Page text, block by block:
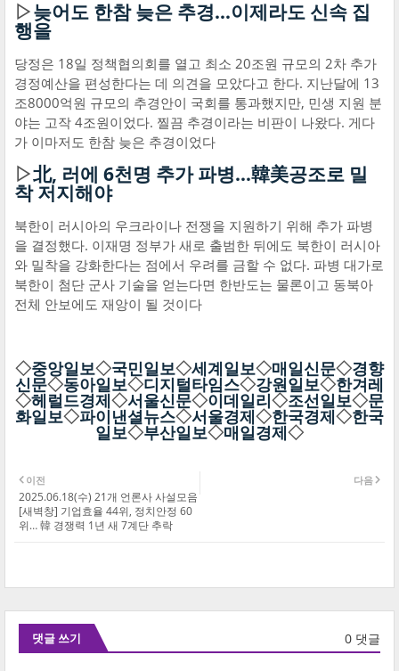
▷늦어도 한참 늦은 추경…이제라도 신속 집
행을
당정은 18일 정책협의회를 열고 최소 20조원 규모의 2차 추가
경정예산을 편성한다는 데 의견을 모았다고 한다. 지난달에 13
조8000억원 규모의 추경안이 국회를 통과했지만, 민생 지원 분
야는 고작 4조원이었다. 찔끔 추경이라는 비판이 나왔다. 게다
가 이마저도 한참 늦은 추경이었다
▷北, 러에 6천명 추가 파병…韓美공조로 밀
착 저지해야
북한이 러시아의 우크라이나 전쟁을 지원하기 위해 추가 파병
을 결정했다. 이재명 정부가 새로 출범한 뒤에도 북한이 러시아
와 밀착을 강화한다는 점에서 우려를 금할 수 없다. 파병 대가로
북한이 첨단 군사 기술을 얻는다면 한반도는 물론이고 동북아
전체 안보에도 재앙이 될 것이다
◇중앙일보◇국민일보◇세계일보◇매일신문◇경향
신문◇동아일보◇디지털타임스◇강원일보◇한겨레
◇헤럴드경제◇서울신문◇이데일리◇조선일보◇문
화일보◇파이낸셜뉴스◇서울경제◇한국경제◇한국
일보◇부산일보◇매일경제◇
다음
이전
2025.06.18(수) 21개 언론사 사설모음
[새벽창] 기업효율 44위, 정치안정 60
위… 韓 경쟁력 1년 새 7계단 추락
댓글 쓰기 0 댓글